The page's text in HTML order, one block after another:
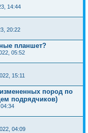
14:44
20:22
планшет?
05:52
15:11
пород по
подрядчиков)
04:09